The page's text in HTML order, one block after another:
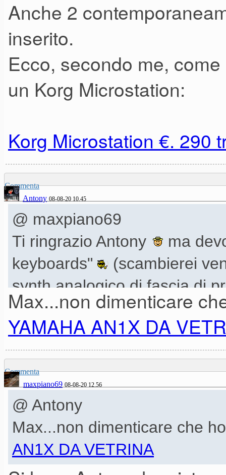
parlando di synth e
cosa NON ti è passato per
PS: altra info importante; la
negozio, gode ancora di
Anche 2
inserito.
Ecco, secondo me,
un Korg Microstation:
Korg Microstation €. 290
Commenta
Antony 08-08-20 10.45
@ maxpiano69
Ti ringrazio Antony
ma
keyboards"
(scambierei
synth analogico di fascia di
conguaglio entro i 200€ ).
(4000 contatti... ecco, su
)
Ovviamente l'annuncio é
preferisse contattarmi per
Max...non dimenticare
YAMAHA AN1X DA
Commenta
maxpiano69 08-08-20 12.56
@ Antony
Max...non dimenticare che
AN1X DA VETRINA